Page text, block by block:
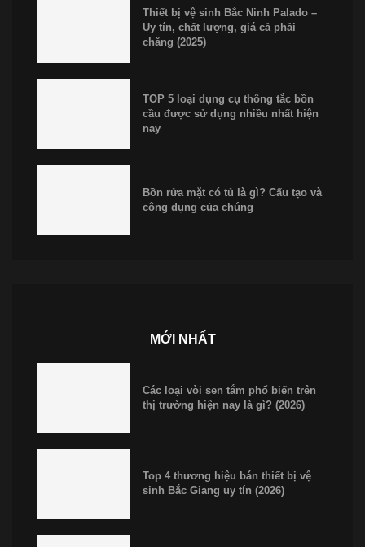
Thiết bị vệ sinh Bắc Ninh Palado –
Uy tín, chất lượng, giá cả phải
chăng (2025)
TOP 5 loại dụng cụ thông tắc bồn
cầu được sử dụng nhiều nhất hiện
nay
Bồn rửa mặt có tủ là gì? Cấu tạo và
công dụng của chúng
MỚI NHẤT
Các loại vòi sen tắm phổ biến trên
thị trường hiện nay là gì? (2026)
Top 4 thương hiệu bán thiết bị vệ
sinh Bắc Giang uy tín (2026)